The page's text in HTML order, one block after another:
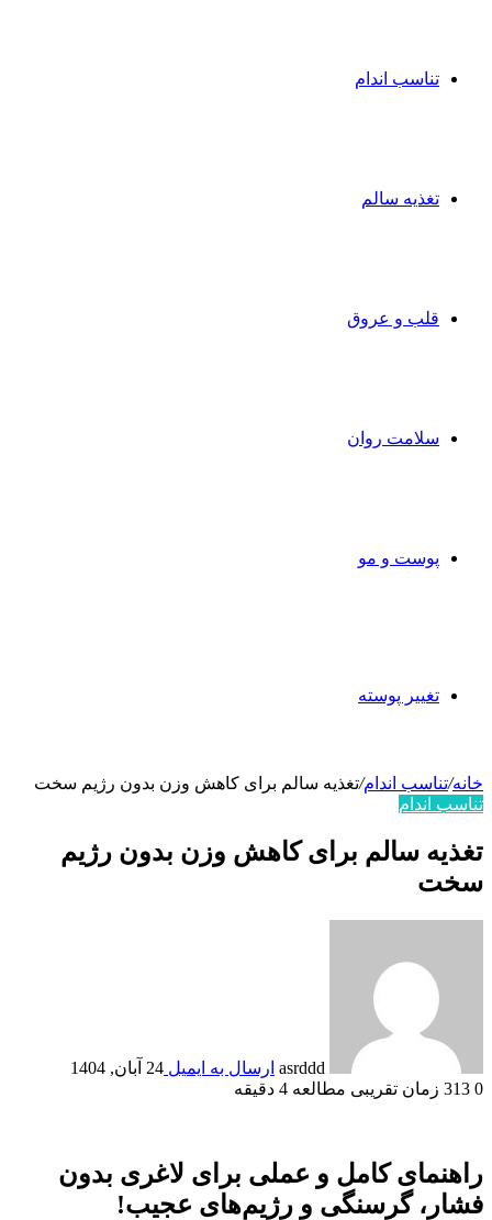
تناسب اندام
تغذیه سالم
قلب و عروق
سلامت روان
پوست و مو
تغییر پوسته
خانه/تناسب اندام/تغذیه سالم برای کاهش وزن بدون رژیم سخت
تناسب اندام
تغذیه سالم برای کاهش وزن بدون رژیم
سخت
asrddd ارسال به ایمیل 24 آبان, 1404
0
زمان تقریبی مطالعه 4 دقیقه
راهنمای کامل و عملی برای لاغری بدون
فشار، گرسنگی و رژیم‌های عجیب!